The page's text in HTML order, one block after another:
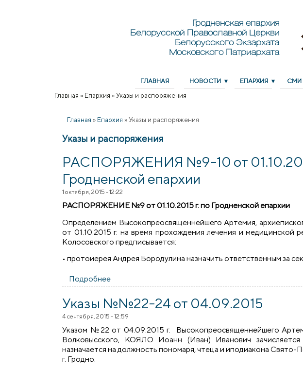
Гродненская епархия
Белорусской Православной Церкви
Белорусского Экзархата
Московского Патриархата
ГЛАВНАЯ НОВОСТИ ЕПАРХИЯ СМИ
Главная » Епархия »Указы и распоряжения
Главная » Епархия » Указы и распоряжения
Указы и распоряжения
РАСПОРЯЖЕНИЯ №9-10 от
Гродненской епархии
1 октября, 2015 - 12:22
РАСПОРЯЖЕНИЕ №9 от 01.10.2015 г. по Гродненской епархии
Определением Высокопреосвященнейшего Артемия,
от 01.10.2015 г. на время прохождения лечения и медицинской
Колосовского предписывается:
• протоиерея Андрея Бородулина назначить ответственным за
Подробнее
Указы №№22-24 от 04.09.2015
4 сентября, 2015 - 12:59
Указом №22 от 04.09.2015 г. Высокопреосвященнейшего
Волковысского, КОЯЛО Иоанн (Иван) Иванович
назначается на должность пономаря, чтеца и иподиакона Свято-
г. Гродно.